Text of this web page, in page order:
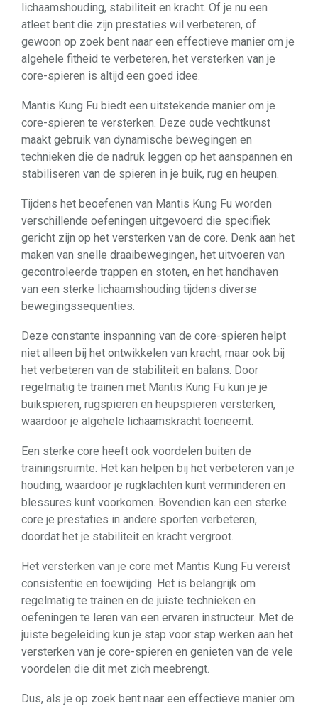
lichaamshouding, stabiliteit en kracht. Of je nu een
atleet bent die zijn prestaties wil verbeteren, of
gewoon op zoek bent naar een effectieve manier om je
algehele fitheid te verbeteren, het versterken van je
core-spieren is altijd een goed idee.
Mantis Kung Fu biedt een uitstekende manier om je
core-spieren te versterken. Deze oude vechtkunst
maakt gebruik van dynamische bewegingen en
technieken die de nadruk leggen op het aanspannen en
stabiliseren van de spieren in je buik, rug en heupen.
Tijdens het beoefenen van Mantis Kung Fu worden
verschillende oefeningen uitgevoerd die specifiek
gericht zijn op het versterken van de core. Denk aan het
maken van snelle draaibewegingen, het uitvoeren van
gecontroleerde trappen en stoten, en het handhaven
van een sterke lichaamshouding tijdens diverse
bewegingssequenties.
Deze constante inspanning van de core-spieren helpt
niet alleen bij het ontwikkelen van kracht, maar ook bij
het verbeteren van de stabiliteit en balans. Door
regelmatig te trainen met Mantis Kung Fu kun je je
buikspieren, rugspieren en heupspieren versterken,
waardoor je algehele lichaamskracht toeneemt.
Een sterke core heeft ook voordelen buiten de
trainingsruimte. Het kan helpen bij het verbeteren van je
houding, waardoor je rugklachten kunt verminderen en
blessures kunt voorkomen. Bovendien kan een sterke
core je prestaties in andere sporten verbeteren,
doordat het je stabiliteit en kracht vergroot.
Het versterken van je core met Mantis Kung Fu vereist
consistentie en toewijding. Het is belangrijk om
regelmatig te trainen en de juiste technieken en
oefeningen te leren van een ervaren instructeur. Met de
juiste begeleiding kun je stap voor stap werken aan het
versterken van je core-spieren en genieten van de vele
voordelen die dit met zich meebrengt.
Dus, als je op zoek bent naar een effectieve manier om